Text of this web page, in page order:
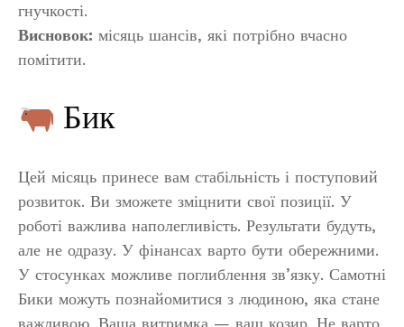
гнучкості.
Висновок: місяць шансів, які потрібно вчасно
помітити.
Бик
Цей місяць принесе вам стабільність і поступовий
розвиток. Ви зможете зміцнити свої позиції. У
роботі важлива наполегливість. Результати будуть,
але не одразу. У фінансах варто бути обережними.
У стосунках можливе поглиблення зв’язку. Самотні
Бики можуть познайомитися з людиною, яка стане
важливою. Ваша витримка — ваш козир. Не варто